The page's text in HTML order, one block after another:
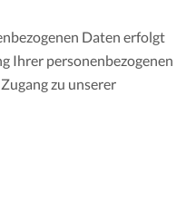
Daten erfolgt
Ihrer personenbezogenen
zu unserer